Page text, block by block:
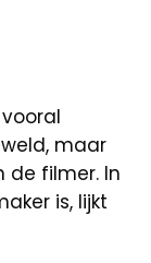
maar
de filmer. In
is, lijkt